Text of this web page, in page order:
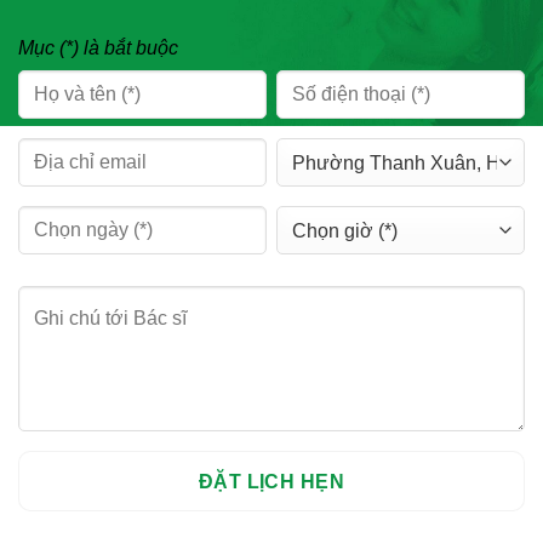
Mục (*) là bắt buộc